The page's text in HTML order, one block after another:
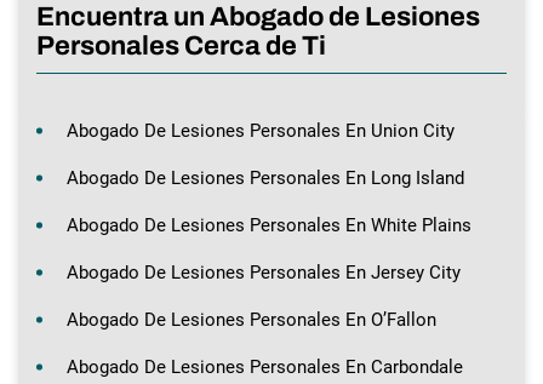
Encuentra un Abogado de Lesiones
Personales Cerca de Ti
Abogado De Lesiones Personales En Union City
Abogado De Lesiones Personales En Long Island
Abogado De Lesiones Personales En White Plains
Abogado De Lesiones Personales En Jersey City
Abogado De Lesiones Personales En O’Fallon
Abogado De Lesiones Personales En Carbondale